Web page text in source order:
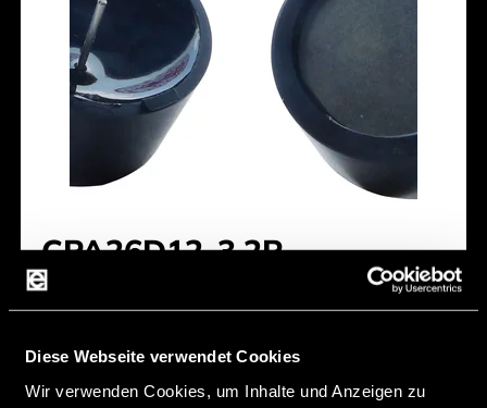
Diese Webseite verwendet Cookies
Wir verwenden Cookies, um Inhalte und Anzeigen zu
CPA26D12-3.2R
Rated Voltage [V]:
12 V